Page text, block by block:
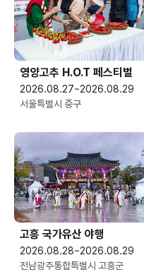
영양고추 H.O.T 페스티벌
2026.08.27~2026.08.29
서울특별시 중구
고흥 국가유산 야행
2026.08.28~2026.08.29
전남광주통합특별시 고흥군